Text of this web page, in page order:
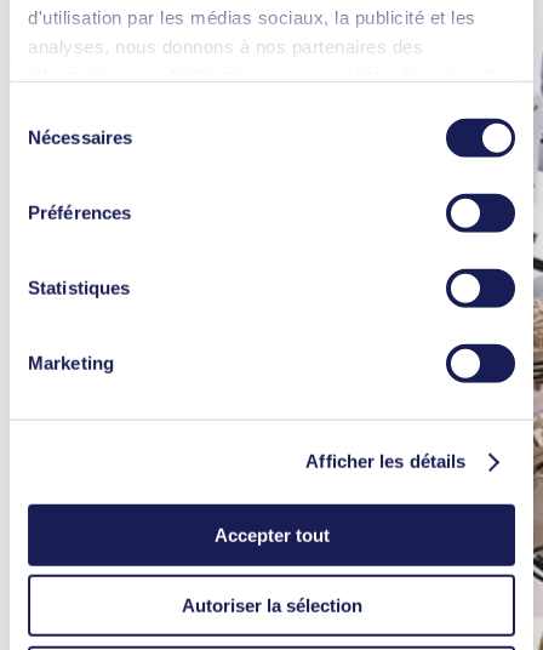
d'utilisation par les médias sociaux, la publicité et les
analyses, nous donnons à nos partenaires des
informations à d'autres données que vous leur avez
fournies ou qu'ils ont collectées dans le cadre de votre
utilisation des services. Vous pouvez à tout moment
révoquer votre autorisation en cliquant sur "Cookies" tout
Vous trouverez des informations plus détaillées sur les
cookies utilisés, leur but, la base juridique et la durée de
données.
Nécessaires
Préférences
Statistiques
Marketing
Afficher les détails
Accepter tout
Autoriser la sélection